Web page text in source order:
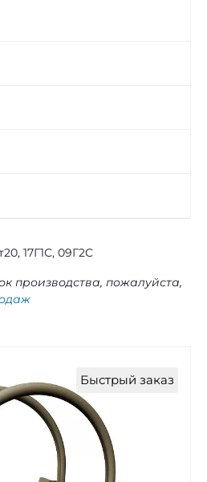
17Г1С, 09Г2С
производства, пожалуйста,
Быстрый заказ